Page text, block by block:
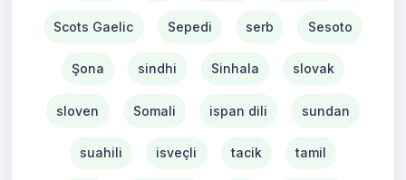
Scots Gaelic Sepedi serb Sesoto
Şona sindhi Sinhala slovak
sloven Somali ispan dili sundan
suahili isveçli tacik tamil